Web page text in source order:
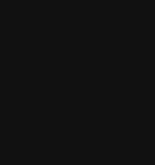
Hãy chuẩn bị tinh
và xem bản Thuyết